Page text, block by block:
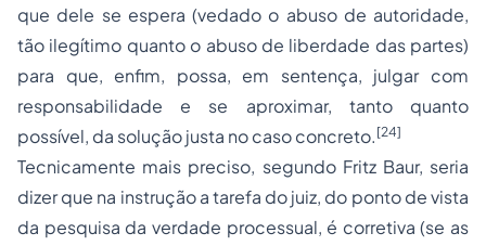
que dele se espera (vedado o abuso de autoridade,
tão ilegítimo quanto o abuso de liberdade das partes)
para que, enfim, possa, em sentença, julgar com
responsabilidade e se aproximar, tanto quanto
possível, da solução justa no caso concreto. [24]
Tecnicamente mais preciso, segundo Fritz Baur, seria
dizer que na instrução a tarefa do juiz, do ponto de vista
da pesquisa da verdade processual, é corretiva (se as